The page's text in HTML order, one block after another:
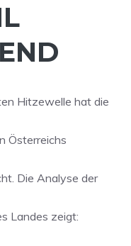
Hitzewelle hat die
Österreichs
Die Analyse der
Landes zeigt: